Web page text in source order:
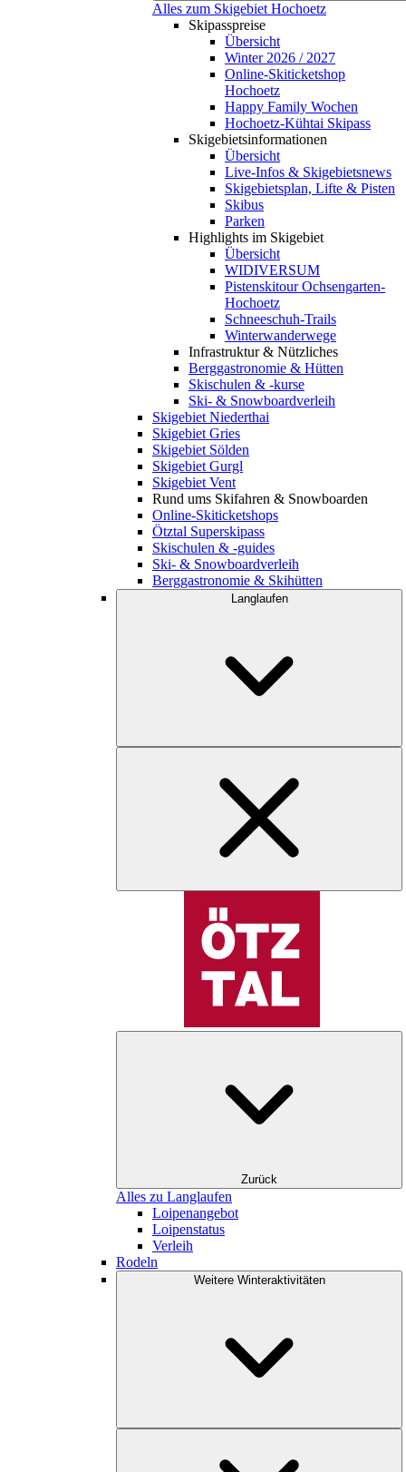
Alles zum Skigebiet Hochoetz
Skipasspreise
Übersicht
Winter 2026 / 2027
Online-Skiticketshop
Hochoetz
Happy Family Wochen
Hochoetz-Kühtai Skipass
Skigebietsinformationen
Übersicht
Live-Infos & Skigebietsnews
Skigebietsplan, Lifte & Pisten
Skibus
Parken
Highlights im Skigebiet
Übersicht
WIDIVERSUM
Pistenskitour Ochsengarten-
Hochoetz
Schneeschuh-Trails
Winterwanderwege
Infrastruktur & Nützliches
Berggastronomie & Hütten
Skischulen & -kurse
Ski- & Snowboardverleih
Skigebiet Niederthai
Skigebiet Gries
Skigebiet Sölden
Skigebiet Gurgl
Skigebiet Vent
Rund ums Skifahren & Snowboarden
Online-Skiticketshops
Ötztal Superskipass
Skischulen & -guides
Ski- & Snowboardverleih
Berggastronomie & Skihütten
Langlaufen
Zurück
Alles zu Langlaufen
Loipenangebot
Loipenstatus
Verleih
Rodeln
Weitere Winteraktivitäten